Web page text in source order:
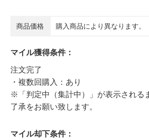
商品価格 購入商品により異なります。
マイル獲得条件：
注文完了
・複数回購入：あり
※「判定中（集計中）」が表示される
了承をお願い致します。
マイル却下条件：